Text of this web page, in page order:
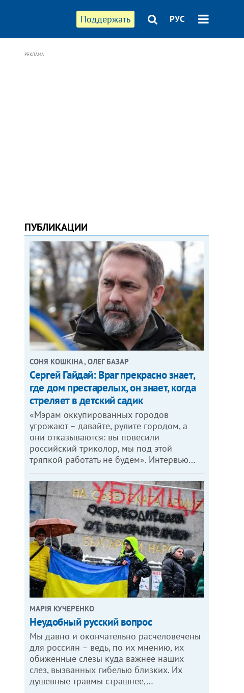
Поддержать РУС
РЕКЛАМА
ПУБЛИКАЦИИ
СОНЯ КОШКІНА , ОЛЕГ БАЗАР
Сергей Гайдай: Враг прекрасно знает,
где дом престарелых, он знает, когда
стреляет в детский садик
«Мэрам оккупированных городов
угрожают – давайте, рулите городом, а
они отказываются: вы повесили
российский триколор, мы под этой
тряпкой работать не будем». Интервью…
МАРІЯ КУЧЕРЕНКО
​Неудобный русский вопрос
Мы давно и окончательно расчеловечены
для россиян – ведь, по их мнению, их
обиженные слезы куда важнее наших
слез, вызванных гибелью близких. Их
душевные травмы страшнее,…